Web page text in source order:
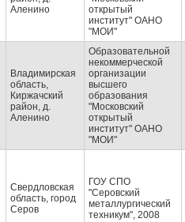
Аленино
открытый
институт" ОАНО
"МОИ"
Владимирская
область,
Киржачский
район, д.
Аленино
Образовательной
некоммерческой
организации
высшего
образования
"Московский
открытый
институт" ОАНО
"МОИ"
Свердловская
область, город
Серов
ГОУ СПО
"Серовский
металлургический
техникум", 2008